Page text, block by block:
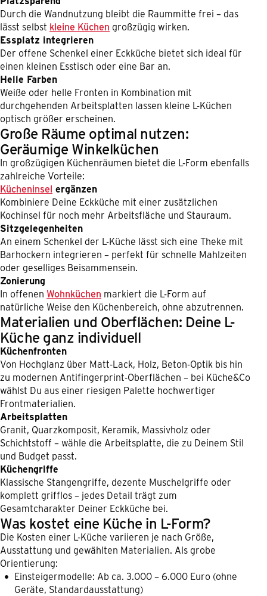
Durch die Wandnutzung bleibt die Raummitte frei – das
lässt selbst kleine Küchen großzügig wirken.
Essplatz integrieren
Der offene Schenkel einer Eckküche bietet sich ideal für
einen kleinen Esstisch oder eine Bar an.
Helle Farben
Weiße oder helle Fronten in Kombination mit
durchgehenden Arbeitsplatten lassen kleine L-Küchen
optisch größer erscheinen.
Große Räume optimal nutzen:
Geräumige Winkelküchen
In großzügigen Küchenräumen bietet die L-Form ebenfalls
zahlreiche Vorteile:
Kücheninsel ergänzen
Kombiniere Deine Eckküche mit einer zusätzlichen
Kochinsel für noch mehr Arbeitsfläche und Stauraum.
Sitzgelegenheiten
An einem Schenkel der L-Küche lässt sich eine Theke mit
Barhockern integrieren – perfekt für schnelle Mahlzeiten
oder geselliges Beisammensein.
Zonierung
In offenen Wohnküchen markiert die L-Form auf
natürliche Weise den Küchenbereich, ohne abzutrennen.
Materialien und Oberflächen: Deine L-
Küche ganz individuell
Küchenfronten
Von Hochglanz über Matt-Lack, Holz, Beton-Optik bis hin
zu modernen Antifingerprint-Oberflächen – bei Küche&Co
wählst Du aus einer riesigen Palette hochwertiger
Frontmaterialien.
Arbeitsplatten
Granit, Quarzkomposit, Keramik, Massivholz oder
Schichtstoff – wähle die Arbeitsplatte, die zu Deinem Stil
und Budget passt.
Küchengriffe
Klassische Stangengriffe, dezente Muschelgriffe oder
komplett grifflos – jedes Detail trägt zum
Gesamtcharakter Deiner Eckküche bei.
Was kostet eine Küche in L-Form?
Die Kosten einer L-Küche variieren je nach Größe,
Ausstattung und gewählten Materialien. Als grobe
Orientierung:
Einsteigermodelle: Ab ca. 3.000 – 6.000 Euro (ohne
Geräte, Standardausstattung)